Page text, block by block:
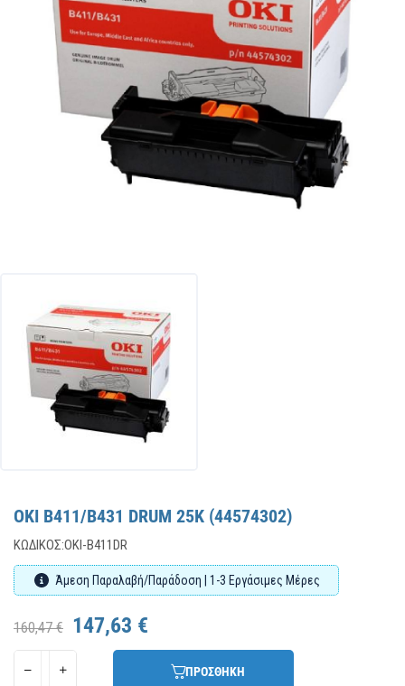
OKI B411/B431 DRUM 25K (44574302)
ΚΩΔΙΚΌΣ:OKI-B411DR
Άμεση Παραλαβή/Παράδοση | 1-3 Εργάσιμες Μέρες
160,47 € 147,63 €
ΠΡΟΣΘΗΚΗ